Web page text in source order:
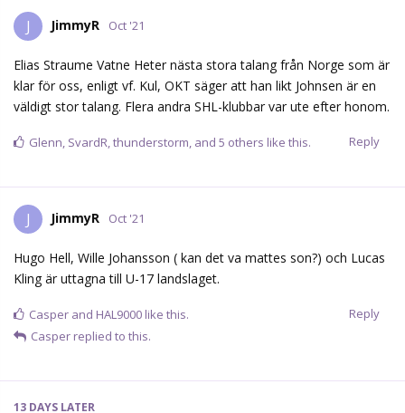
J JimmyR Oct '21
Elias Straume Vatne Heter nästa stora talang från Norge som är
klar för oss, enligt vf. Kul, OKT säger att han likt Johnsen är en
väldigt stor talang. Flera andra SHL-klubbar var ute efter honom.
Reply
Glenn, SvardR,thunderstorm, and 5 others like this.
J JimmyR Oct '21
Hugo Hell, Wille Johansson ( kan det va mattes son?) och Lucas
Kling är uttagna till U-17 landslaget.
Reply
Casper and HAL9000 like this.
Casper replied to this.
13 DAYS LATER